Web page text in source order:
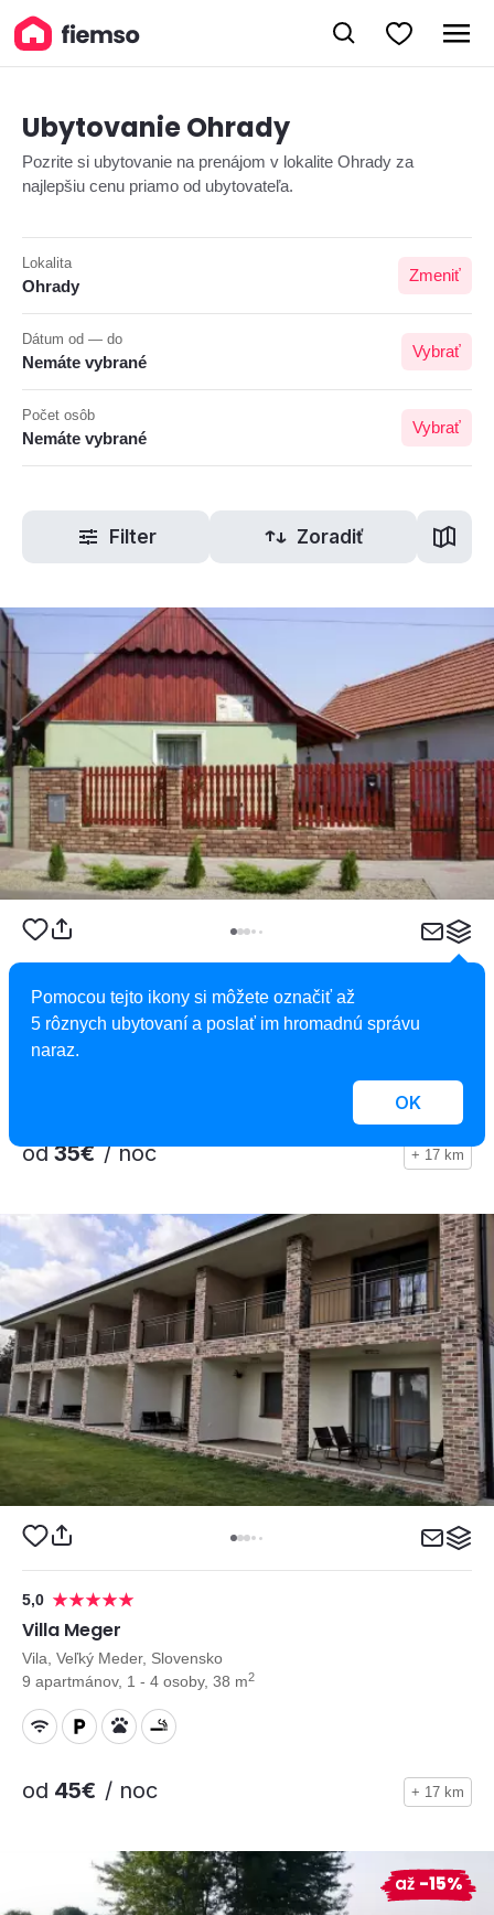
Ubytovanie Ohrady
Pozrite si ubytovanie na prenájom v lokalite Ohrady za
najlepšiu cenu priamo od ubytovateľa.
Lokalita
Ohrady
Zmeniť
Dátum od — do
Nemáte vybrané
Vybrať
Počet osôb
Nemáte vybrané
Vybrať
Filter Zoradiť
Zelený domček
Apartmán, Veľký Meder, Slovensko
28 osôb, 1 spálňa
od35€ / noc + 17 km
5,0
Villa Meger
Vila, Veľký Meder, Slovensko
9 apartmánov, 1 - 4 osoby, 38 m2
od 45€ / noc + 17 km
až -15%
Pomocou tejto ikony si môžete označiť až
5 rôznych ubytovaní a poslať im hromadnú správu
naraz.
OK